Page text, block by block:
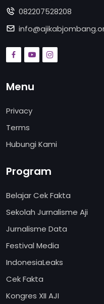
082207528208
Menu
Privacy
Terms
Hubungi Kami
Program
Belajar Cek Fakta
Sekolah Jurnalisme Aji
Jurnalisme Data
Festival Media
IndonesiaLeaks
Cek Fakta
Kongres XII AJI